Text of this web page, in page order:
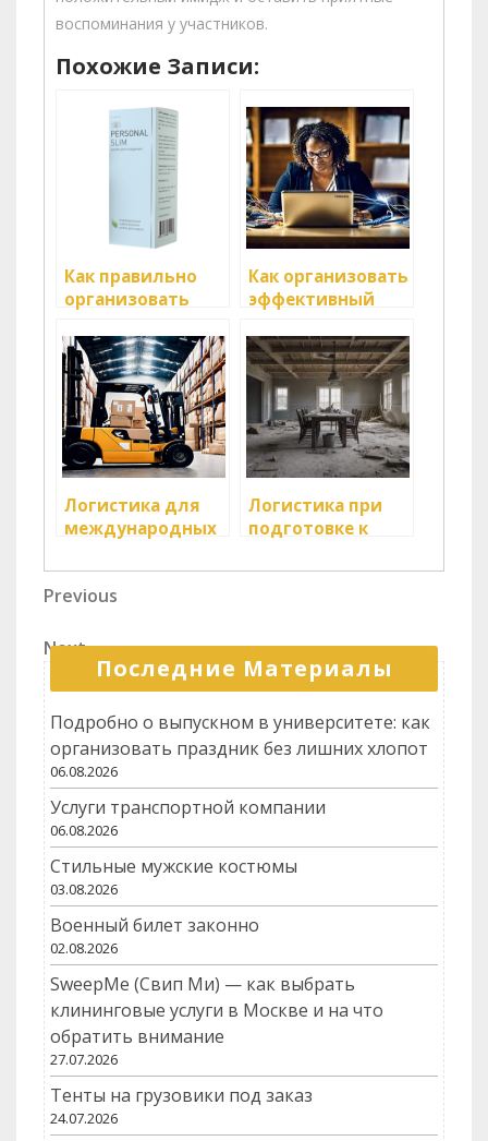
воспоминания у участников.
Похожие Записи:
Как правильно
организовать
логистику?
Как организовать
эффективный
возвратов?
Логистика для
международных
мероприятий
Логистика при
подготовке к
событиям
Навигация
по
записям
Previous
Previous
Next
Post
Next
Последние Материалы
Подробно о выпускном в университете: как
организовать праздник без лишних хлопот
06.08.2026
Услуги транспортной компании
06.08.2026
Стильные мужские костюмы
03.08.2026
Военный билет законно
02.08.2026
SweepMe (Свип Ми) — как выбрать
клининговые услуги в Москве и на что
обратить внимание
27.07.2026
Тенты на грузовики под заказ
24.07.2026